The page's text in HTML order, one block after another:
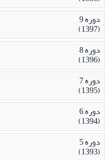
دوره 9
(1397)
دوره 8
(1396)
دوره 7
(1395)
دوره 6
(1394)
دوره 5
(1393)